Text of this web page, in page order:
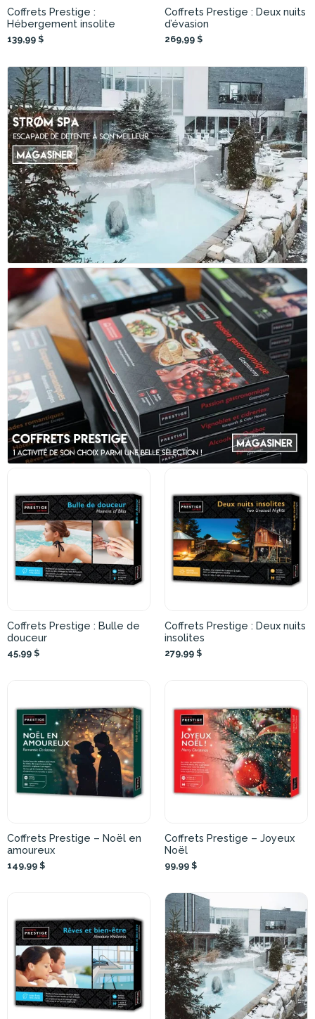
Coffrets Prestige :
Hébergement insolite
139,99 $
Coffrets Prestige : Deux nuits
d’évasion
269,99 $
Coffrets Prestige : Bulle de
douceur
45,99 $
Coffrets Prestige : Deux nuits
insolites
279,99 $
Coffrets Prestige – Noël en
amoureux
149,99 $
Coffrets Prestige – Joyeux
Noël
99,99 $